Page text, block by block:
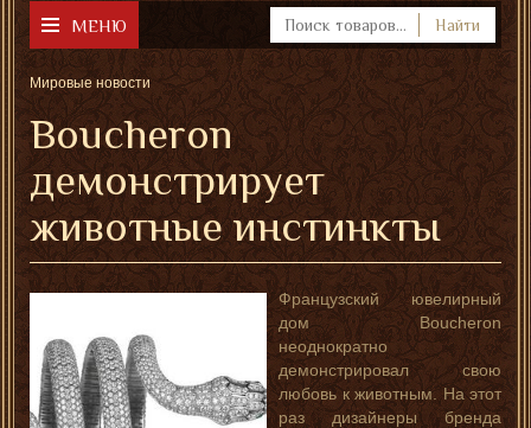
МЕНЮ Найти
Мировые новости
Boucheron
демонстрирует
животные инстинкты
Французский ювелирный
дом Boucheron
неоднократно
демонстрировал свою
любовь к животным. На этот
раз дизайнеры бренда